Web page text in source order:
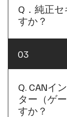
ーイ）など
主流となって
ケースが増
ーズやアル
などの人気車
ィは、愛車
はありませ
し、窃盗団に
Q．純正
すか？
現在主流とな
後付けカー
ります。 自
は、長年の
常の防犯対策
03
Q. CANイ
ター（ゲ
すか？